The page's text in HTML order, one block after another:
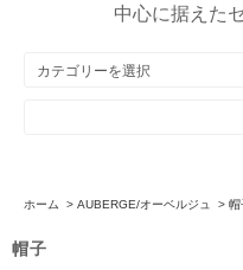
中心に据えた
ホーム > AUBERGE/オーベルジュ > 帽
帽子